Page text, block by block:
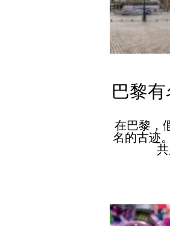
巴黎
在巴黎，
名的古迹